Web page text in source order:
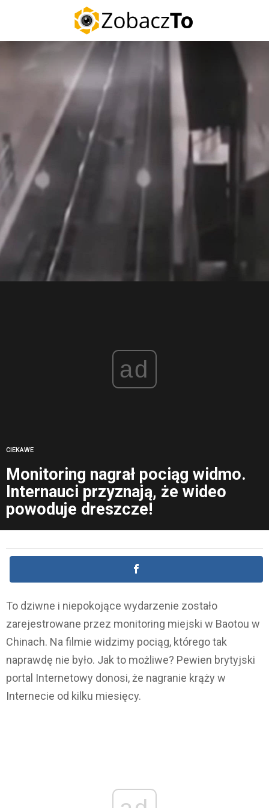
ad
CIEKAWE
Monitoring nagrał pociąg widmo.
Internauci przyznają, że wideo
powoduje dreszcze!
To dziwne i niepokojące wydarzenie zostało
zarejestrowane przez monitoring miejski w Baotou w
Chinach. Na filmie widzimy pociąg, którego tak
naprawdę nie było. Jak to możliwe? Pewien brytyjski
portal Internetowy donosi, że nagranie krąży w
Internecie od kilku miesięcy.